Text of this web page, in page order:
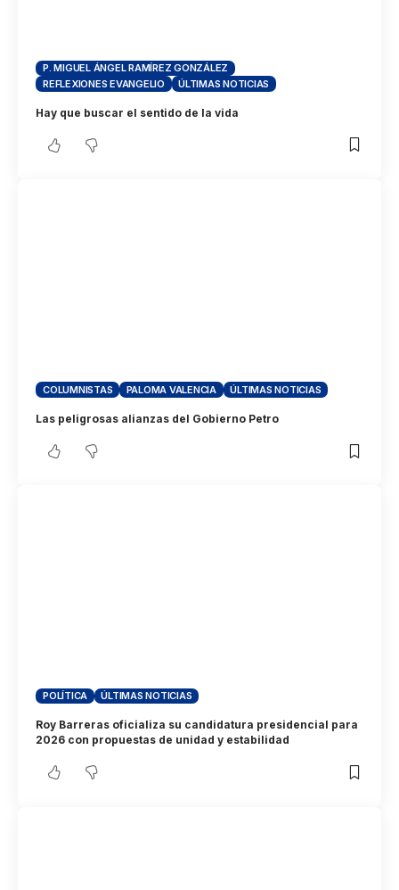
P. MIGUEL ÁNGEL RAMÍREZ GONZÁLEZ
REFLEXIONES EVANGELIO
ÚLTIMAS NOTICIAS
Hay que buscar el sentido de la vida
COLUMNISTAS PALOMA VALENCIA ÚLTIMAS NOTICIAS
Las peligrosas alianzas del Gobierno Petro
POLÍTICA ÚLTIMAS NOTICIAS
Roy Barreras oficializa su candidatura presidencial para
2026 con propuestas de unidad y estabilidad